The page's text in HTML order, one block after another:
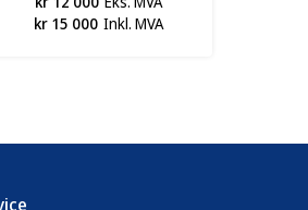
kr 15 000 Inkl. MVA